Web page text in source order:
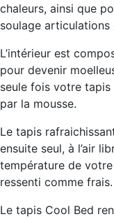
chaleurs, ainsi que
soulage articulations
L’intérieur est
pour devenir
seule fois votre tapis
par la mousse.
Le tapis
ensuite seul, à l’air
température de
ressenti comme frais.
Le tapis Cool Bed